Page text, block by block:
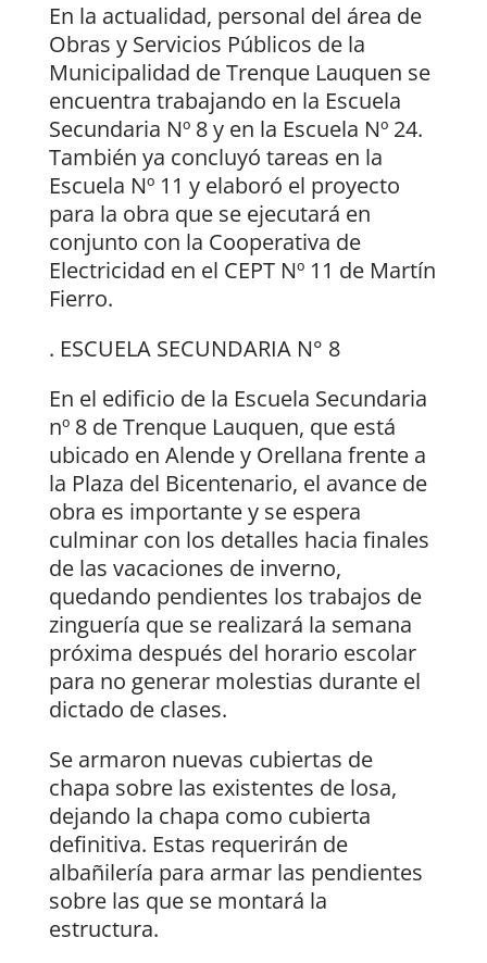
En la actualidad, personal del área de
Obras y Servicios Públicos de la
Municipalidad de Trenque Lauquen se
encuentra trabajando en la Escuela
Secundaria Nº 8 y en la Escuela Nº 24.
También ya concluyó tareas en la
Escuela Nº 11 y elaboró el proyecto
para la obra que se ejecutará en
conjunto con la Cooperativa de
Electricidad en el CEPT Nº 11 de Martín
Fierro.
. ESCUELA SECUNDARIA N° 8
En el edificio de la Escuela Secundaria
nº 8 de Trenque Lauquen, que está
ubicado en Alende y Orellana frente a
la Plaza del Bicentenario, el avance de
obra es importante y se espera
culminar con los detalles hacia finales
de las vacaciones de inverno,
quedando pendientes los trabajos de
zinguería que se realizará la semana
próxima después del horario escolar
para no generar molestias durante el
dictado de clases.
Se armaron nuevas cubiertas de
chapa sobre las existentes de losa,
dejando la chapa como cubierta
definitiva. Estas requerirán de
albañilería para armar las pendientes
sobre las que se montará la
estructura.